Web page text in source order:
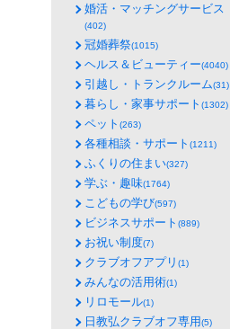
婚活・マッチングサービス
(402)
冠婚葬祭(1015)
ヘルス＆ビューティー(4040)
引越し・トランクルーム(31)
暮らし・家事サポート (1302)
ペット (263)
各種相談・サポート (1211)
ふくりの住まい(327)
学ぶ・趣味(1764)
こどもの学び(597)
ビジネスサポート (889)
お祝い制度(7)
クラブオフアプリ (1)
みんなの活用術(1)
リロモール(1)
日教弘クラブオフ専用(5)